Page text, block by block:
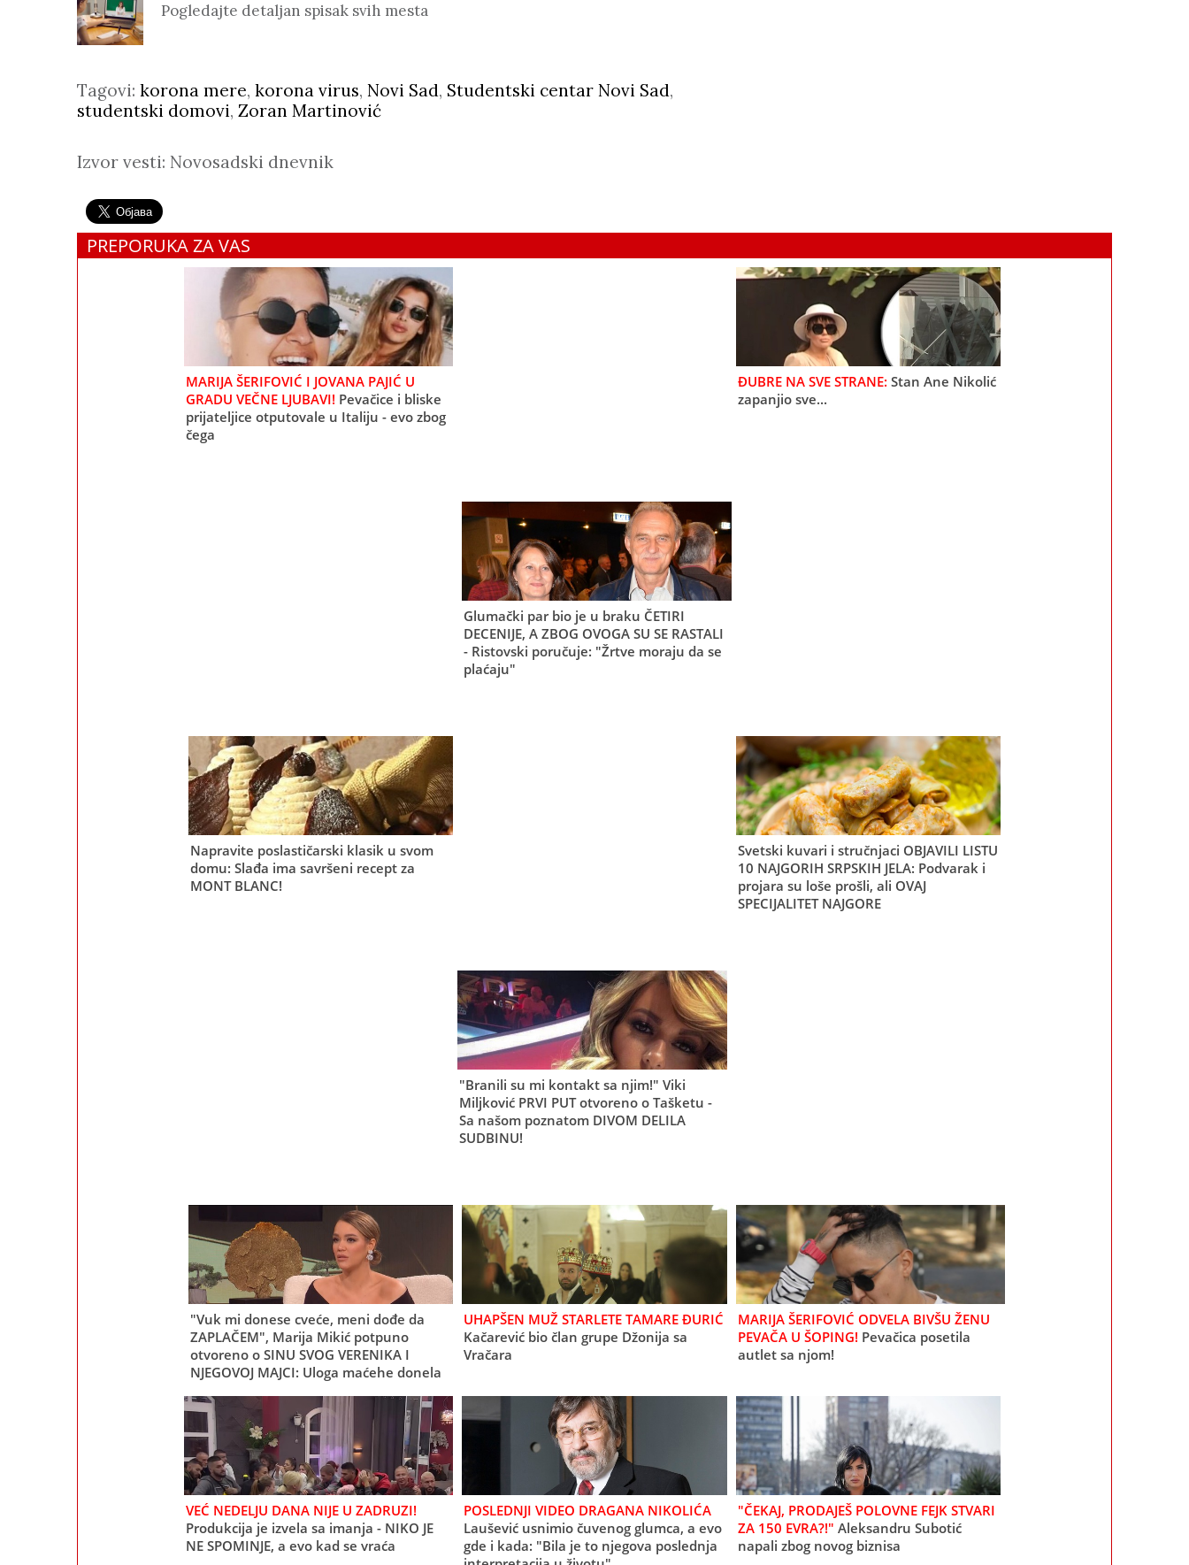
Pogledajte detaljan spisak svih mesta
Tagovi: korona mere, korona virus, Novi Sad, Studentski centar Novi Sad,
studentski domovi, Zoran Martinović
Izvor vesti: Novosadski dnevnik
PREPORUKA ZA VAS
MARIJA ŠERIFOVIĆ I JOVANA PAJIĆ U
GRADU VEČNE LJUBAVI! Pevačice i bliske
prijateljice otputovale u Italiju - evo zbog
čega
ĐUBRE NA SVE STRANE: Stan Ane Nikolić
zapanjio sve...
Glumački par bio je u braku ČETIRI
DECENIJE, A ZBOG OVOGA SU SE RASTALI
- Ristovski poručuje: "Žrtve moraju da se
plaćaju"
Napravite poslastičarski klasik u svom
domu: Slađa ima savršeni recept za
MONT BLANC!
Svetski kuvari i stručnjaci OBJAVILI LISTU
10 NAJGORIH SRPSKIH JELA: Podvarak i
projara su loše prošli, ali OVAJ
SPECIJALITET NAJGORE
"Branili su mi kontakt sa njim!" Viki
Miljković PRVI PUT otvoreno o Tašketu -
Sa našom poznatom DIVOM DELILA
SUDBINU!
"Vuk mi donese cveće, meni dođe da
ZAPLAČEM", Marija Mikić potpuno
otvoreno o SINU SVOG VERENIKA I
NJEGOVOJ MAJCI: Uloga maćehe donela
ključno za PORODIČNI SKLAD
UHAPŠEN MUŽ STARLETE TAMARE ĐURIĆ
Kačarević bio član grupe Džonija sa
Vračara
MARIJA ŠERIFOVIĆ ODVELA BIVŠU ŽENU
PEVAČA U ŠOPING! Pevačica posetila
autlet sa njom!
VEĆ NEDELJU DANA NIJE U ZADRUZI!
Produkcija je izvela sa imanja - NIKO JE
NE SPOMINJE, a evo kad se vraća
POSLEDNJI VIDEO DRAGANA NIKOLIĆA
Laušević usnimio čuvenog glumca, a evo
gde i kada: "Bila je to njegova poslednja
"ČEKAJ, PRODAJEŠ POLOVNE FEJK STVARI
ZA 150 EVRA?!" Aleksandru Subotić
napali zbog novog biznisa